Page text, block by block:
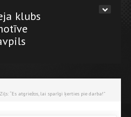
klubs
“Es atgriežos, lai sparīgi ķerties pie darba!”